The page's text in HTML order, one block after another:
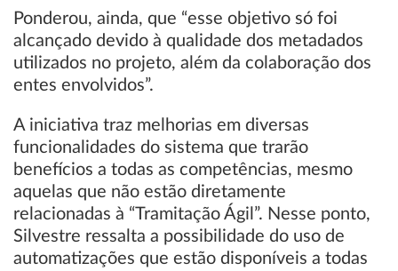
Ponderou, ainda, que “esse objetivo só foi
alcançado devido à qualidade dos metadados
utilizados no projeto, além da colaboração dos
entes envolvidos”.
A iniciativa traz melhorias em diversas
funcionalidades do sistema que trarão
benefícios a todas as competências, mesmo
aquelas que não estão diretamente
relacionadas à “Tramitação Ágil”. Nesse ponto,
Silvestre ressalta a possibilidade do uso de
automatizações que estão disponíveis a todas